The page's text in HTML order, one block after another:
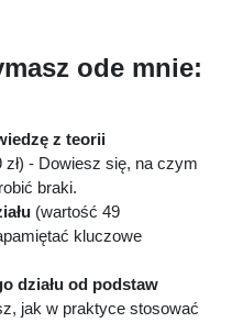
ode mnie:
z teorii
zł) - Dowiesz się, na czym
braki.
(wartość 49
kluczowe
działu od podstaw
jak w praktyce stosować